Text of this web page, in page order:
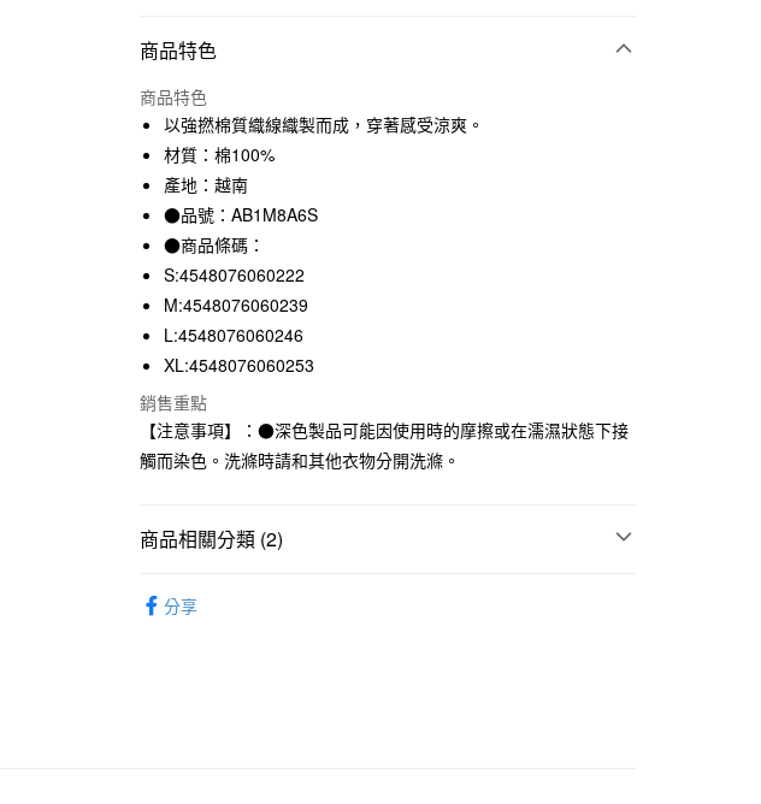
付款方式
信用卡一次付款
信用卡分期付款
3 期 0 利率 每期
合作金庫商業銀行
華南商業銀行
上海商業儲蓄銀行
臺灣中小企業銀行
匯豐（台灣）商業銀行
聯邦商業銀行
元大商業銀行
玉山商業銀行
台新國際商業銀行
中國信託商業銀行
台灣樂天信用卡公司
超商取貨付款
LINE Pay
Apple Pay
街口支付
悠遊付
運送方式
每筆NT$65，滿NT$1,000(含以上)免運費
付款後全家取貨
商品特色
商品特色
以強撚棉質織線織製而成，穿著感受涼爽。
材質：棉100%
產地：越南
●品號：AB1M8A6S
●商品條碼：
S:4548076060222
M:4548076060239
L:4548076060246
XL:4548076060253
銷售重點
【注意事項】：●深色製品可能因使用時的摩擦或在濡濕狀態下接
觸而染色。洗滌時請和其他衣物分開洗滌。
商品相關分類 (2)
分享